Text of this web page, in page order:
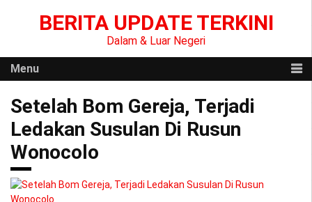
BERITA UPDATE TERKINI
Dalam & Luar Negeri
Menu
Setelah Bom Gereja, Terjadi
Ledakan Susulan Di Rusun
Wonocolo